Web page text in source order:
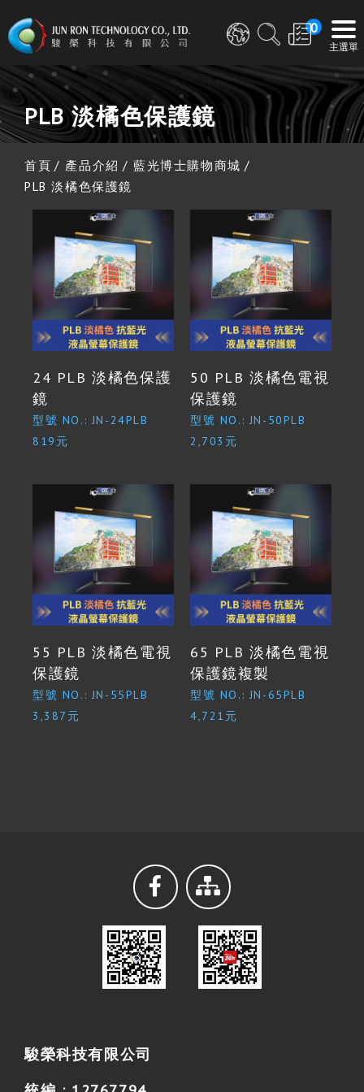
0
PLB 淡橘色保護鏡
首頁 產品介紹
藍光博士購物商城
PLB 淡橘色保護鏡
24 PLB 淡橘色保護
鏡
型號 NO.: JN-24PLB
819元
50 PLB 淡橘色電視
保護鏡
型號 NO.: JN-50PLB
2,703元
55 PLB 淡橘色電視
保護鏡
型號 NO.: JN-55PLB
3,387元
65 PLB 淡橘色電視
保護鏡複製
型號 NO.: JN-65PLB
4,721元
駿榮科技有限公司